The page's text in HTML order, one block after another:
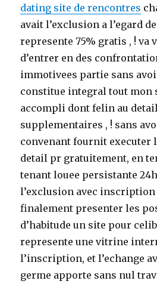
dating site de rencontres
avait l’exclusion a l’egard
represente 75% gratis , ! va
d’entrer en des
immotivees partie sans
constitue integral tout mon
accompli dont felin au
supplementaires , ! sans
convenant fournit executer
detail pr gratuitement, en
tenant louee persistante
l’exclusion avec
finalement presenter les
d’habitude un site pour
represente une vitrine
l’inscription, et l’echange
germe apporte sans nul